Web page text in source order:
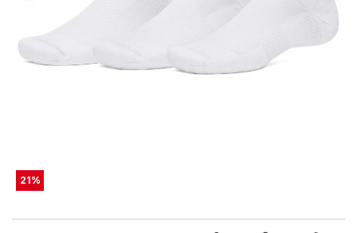
21%